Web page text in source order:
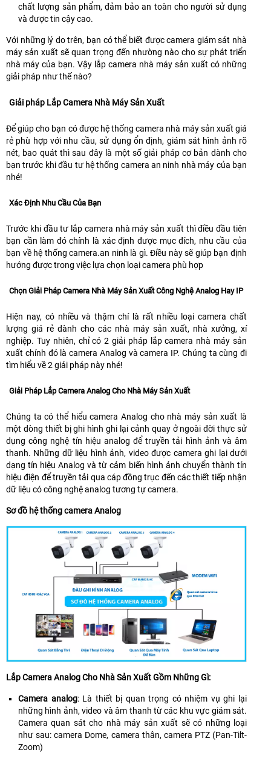
chất lượng sản phẩm, đảm bảo an toàn cho người sử dụng
và được tin cậy cao.
Với những lý do trên, bạn có thể biết được camera giám sát nhà
máy sản xuất sẽ quan trọng đến nhường nào cho sự phát triển
nhà máy của bạn. Vậy lắp camera nhà máy sản xuất có những
giải pháp như thế nào?
Giải pháp Lắp Camera Nhà Máy Sản Xuất
Để giúp cho bạn có được hệ thống camera nhà máy sản xuất giá
rẻ phù hợp với nhu cầu, sử dụng ổn định, giám sát hình ảnh rõ
nét, bao quát thì sau đây là một số giải pháp cơ bản dành cho
bạn trước khi đầu tư hệ thống camera an ninh nhà máy của bạn
nhé!
Xác Định Nhu Cầu Của Bạn
Trước khi đầu tư lắp camera nhà máy sản xuất thì điều đầu tiên
bạn cần làm đó chính là xác định được mục đích, nhu cầu của
bạn về hệ thống camera.an ninh là gì. Điều này sẽ giúp bạn định
hướng được trong việc lựa chọn loại camera phù hợp
Chọn Giải Pháp Camera Nhà Máy Sản Xuất Công Nghệ Analog Hay IP
Hiện nay, có nhiều và thậm chí là rất nhiều loại camera chất
lượng giá rẻ dành cho các nhà máy sản xuất, nhà xưởng, xí
nghiệp. Tuy nhiên, chỉ có 2 giải pháp lắp camera nhà máy sản
xuất chính đó là camera Analog và camera IP. Chúng ta cùng đi
tìm hiểu về 2 giải pháp này nhé!
Giải Pháp Lắp Camera Analog Cho Nhà Máy Sản Xuất
Chúng ta có thể hiểu camera Analog cho nhà máy sản xuất là
một dòng thiết bị ghi hình ghi lại cảnh quay ở ngoài đời thực sử
dụng công nghệ tín hiệu analog để truyền tải hình ảnh và âm
thanh. Những dữ liệu hình ảnh, video được camera ghi lại dưới
dạng tín hiệu Analog và từ cảm biến hình ảnh chuyển thành tín
hiệu điện để truyền tải qua cáp đồng trục đến các thiết tiếp nhận
dữ liệu có công nghệ analog tương tự camera.
Sơ đồ hệ thống camera Analog
Lắp Camera Analog Cho Nhà Sản Xuất Gồm Những Gì:
Camera analog: Là thiết bị quan trọng có nhiệm vụ ghi lại
những hình ảnh, video và âm thanh từ các khu vực giám sát.
Camera quan sát cho nhà máy sản xuất sẽ có những loại
như sau: camera Dome, camera thân, camera PTZ (Pan-Tilt-
Zoom)